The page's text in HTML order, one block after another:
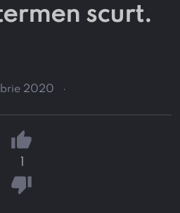
scurt.
2020
·
thumb_up
thumb_down